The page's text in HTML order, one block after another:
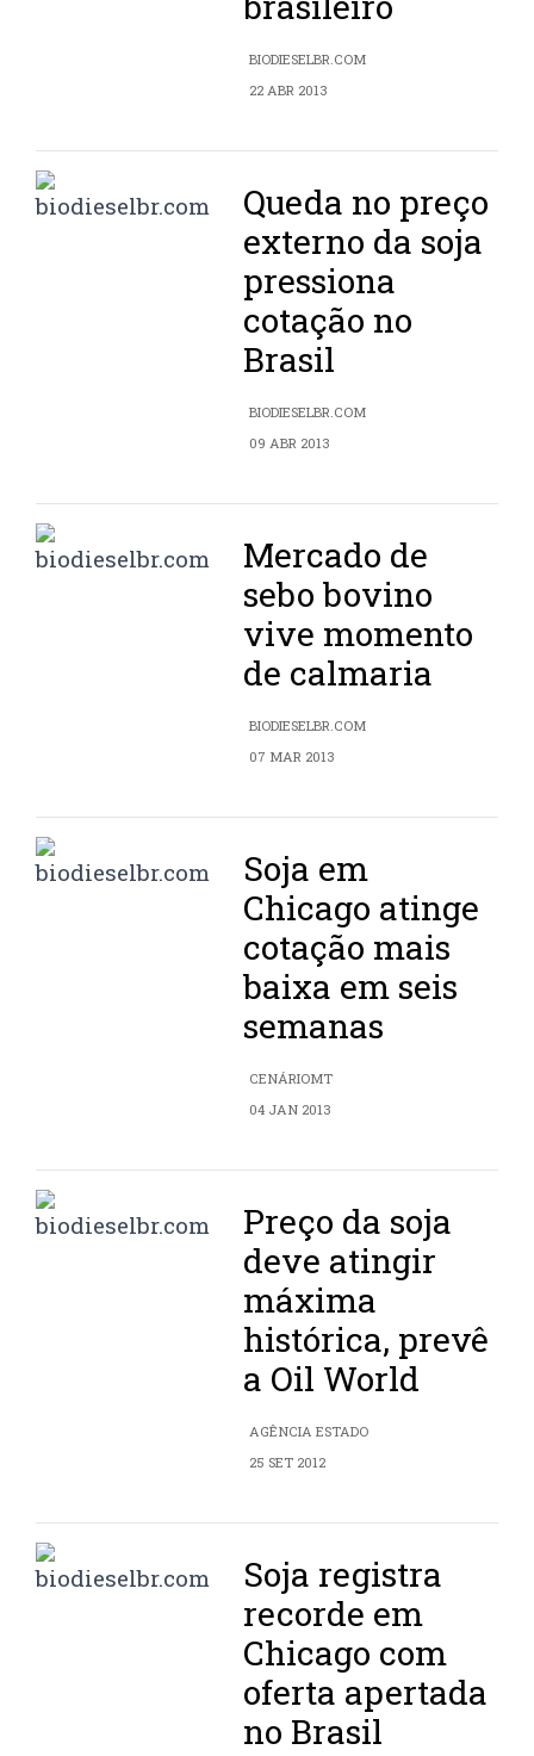
BIODIESELBR.COM
22 ABR 2013
Queda no preço
externo da soja
pressiona
cotação no
Brasil
BIODIESELBR.COM
09 ABR 2013
Mercado de
sebo bovino
vive momento
de calmaria
BIODIESELBR.COM
07 MAR 2013
Soja em
Chicago atinge
cotação mais
baixa em seis
semanas
CENÁRIOMT
04 JAN 2013
Preço da soja
deve atingir
máxima
histórica, prevê
a Oil World
AGÊNCIA ESTADO
25 SET 2012
Soja registra
recorde em
Chicago com
oferta apertada
no Brasil